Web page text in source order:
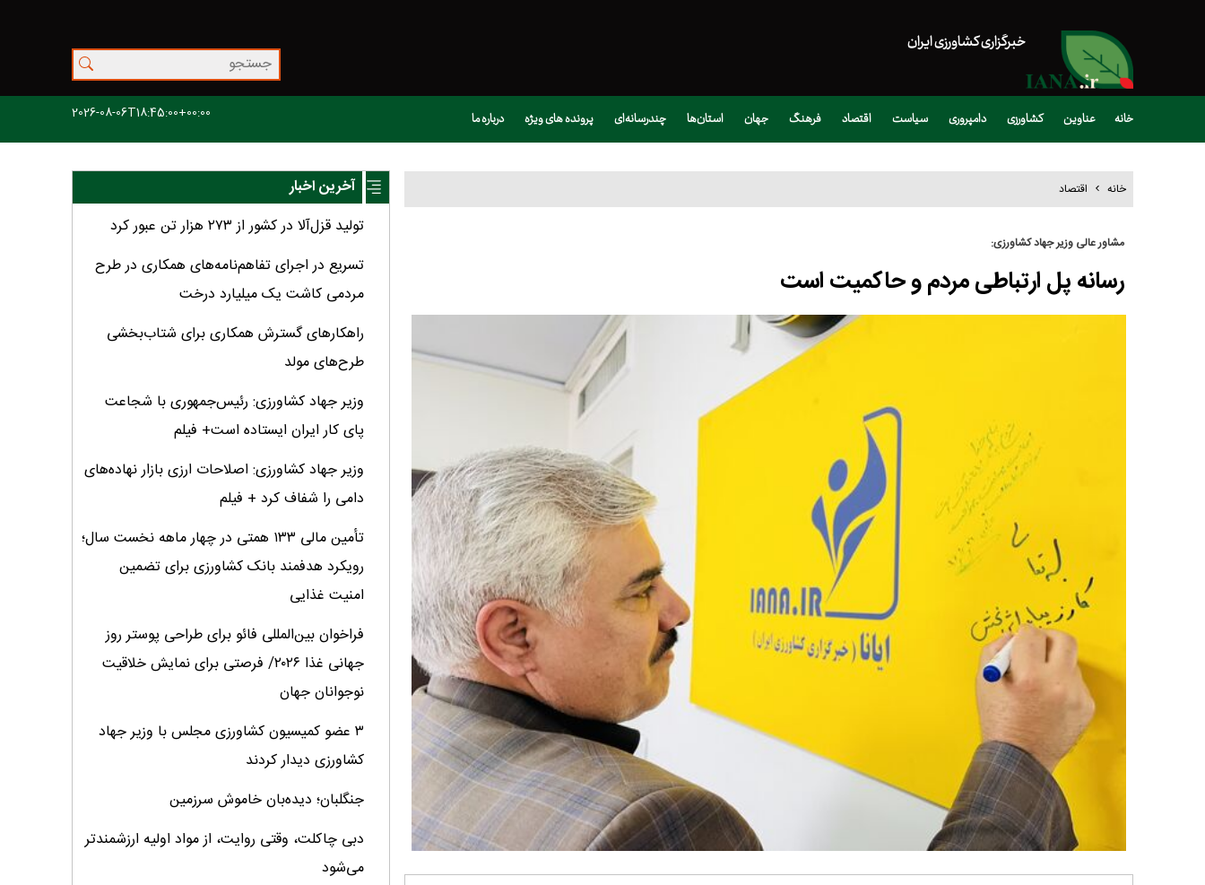
خبرگزاری کشاورزی ایران
خانه عناوین کشاورزی دامپروری سیاست اقتصاد فرهنگ جهان استان‌ها چندرسانه‌ای پرونده های ویژه درباره ما 2026-08-06T18:45:00+00:00
خانه اقتصاد
مشاور عالی وزیر جهاد کشاورزی:
رسانه پل ارتباطی مردم و حاکمیت است
آخرین اخبار
تولید قزل‌آلا در کشور از ۲۷۳ هزار تن عبور کرد
تسریع در اجرای تفاهم‌نامه‌های همکاری در طرح
مردمی کاشت یک میلیارد درخت
راهکارهای گسترش همکاری برای شتاب‌بخشی
طرح‌های مولد
وزیر جهاد کشاورزی: رئیس‌جمهوری با شجاعت
پای کار ایران ایستاده است+ فیلم
وزیر جهاد کشاورزی: اصلاحات ارزی بازار نهاده‌های
دامی را شفاف کرد + فیلم
تأمین مالی ۱۳۳ همتی در چهار ماهه نخست سال؛
رویکرد هدفمند بانک کشاورزی برای تضمین
امنیت غذایی
فراخوان بین‌المللی فائو برای طراحی پوستر روز
جهانی غذا ۲۰۲۶/ فرصتی برای نمایش خلاقیت
نوجوانان جهان
۳ عضو کمیسیون کشاورزی مجلس با وزیر جهاد
کشاورزی دیدار کردند
جنگلبان؛ دیده‌بان خاموش سرزمین
دبی چاکلت، وقتی روایت، از مواد اولیه ارزشمندتر
می‌شود